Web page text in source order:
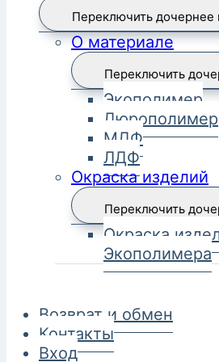
Переключить
О материале
Переключить
Экополимер
Дюрополимер
МДФ
ЛДФ
Окраска изделий
Переключить
Окраска
Экополимера
Возврат и обмен
Контакты
Вход